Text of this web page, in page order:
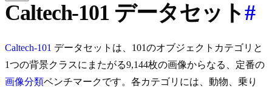
Caltech-101 データセット#
Caltech-101 データセットは、101のオブジェクトカテゴリと
1つの背景クラスにまたがる9,144枚の画像からなる、定番の
画像分類ベンチマークです。各カテゴリには、動物、乗り